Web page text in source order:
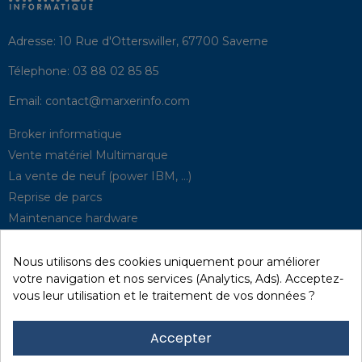
Adresse: 10 Rue d'Otterswiller, 67700 Saverne
Télephone: 03 88 02 85 85
Email: contact@marxerinfo.com​
Broker informatique
Vente matériel Multimarque
La vente de neuf (power IBM, …)
Reprise de parcs
Maintenance hardware
Solutions de P.R.A
Nous utilisons des cookies uniquement pour améliorer
votre navigation et nos services (Analytics, Ads). Acceptez-
vous leur utilisation et le traitement de vos données ?
Accepter